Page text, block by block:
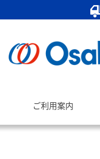
ご利用案内